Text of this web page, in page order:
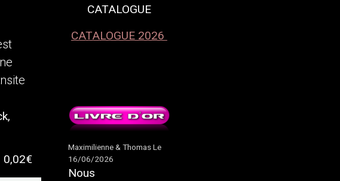
0,02€
CATALOGUE
CATALOGUE 2026
Maximilienne & Thomas Le
16/06/2026
Nous